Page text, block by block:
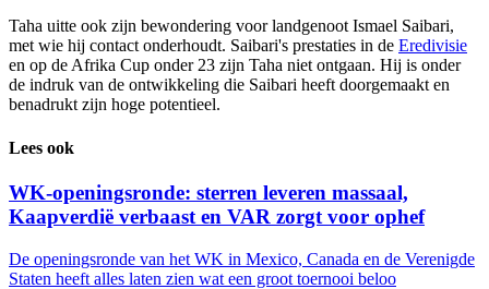
Taha uitte ook zijn bewondering voor landgenoot Ismael Saibari,
met wie hij contact onderhoudt. Saibari's prestaties in de Eredivisie
en op de Afrika Cup onder 23 zijn Taha niet ontgaan. Hij is onder
de indruk van de ontwikkeling die Saibari heeft doorgemaakt en
benadrukt zijn hoge potentieel.
Lees ook
WK-openingsronde: sterren leveren massaal,
Kaapverdië verbaast en VAR zorgt voor ophef
De openingsronde van het WK in Mexico, Canada en de Verenigde
Staten heeft alles laten zien wat een groot toernooi beloo